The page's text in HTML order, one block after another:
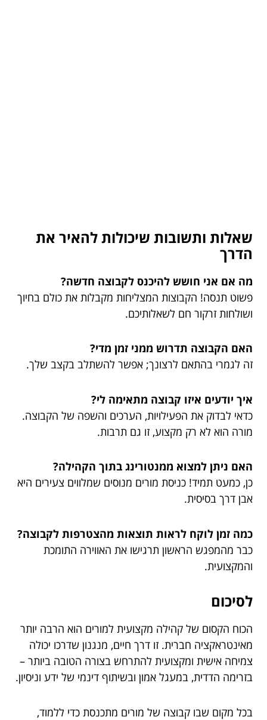
שאלות ותשובות שיכולות להאיר את
הדרך
מה אם אני חושש להיכנס לקבוצה חדשה?
פשוט תנסה! הקבוצות המצליחות מקבלות את כולם בחיוך
ושולחות זרקור חם לשאלותיכם.
האם הקבוצה תדרוש ממני זמן מדי?
זה לגמרי בהתאם לרצונך; אפשר להשתלב בקצב שלך.
איך יודעים איזו קבוצה מתאימה לי?
כדאי לבדוק את הפעילויות, הערכים והשפה של הקבוצה.
מורה הוא לא רק מקצוע, זו גם תרבות.
האם ניתן למצוא ממנטורינג בתוך הקהילה?
כן, כמעט תמיד! כניסת מורים מנוסים שמלווים צעירים היא
אבן דרך בסיסית.
כמה זמן לוקח לראות תוצאות מהצטרפות לקבוצה?
כבר מהמפגש הראשון תרגישו את האווירה התומכת
והמקצועית.
לסיכום
הכוח הקסום של קהילה מקצועית למורים הוא הרבה יותר
מאינטראקציה חברית. זו דרך חיים, מנגנון שדרכו יכולה
צמיחה אישית ומקצועית להתרחש בצורה הטובה ביותר –
בזרימה הדדית, במעגל אמון ובשיתוף דינמי של ידע וניסיון.
בכל מקום שבו קבוצה של מורים מתכנסת כדי ללמוד,